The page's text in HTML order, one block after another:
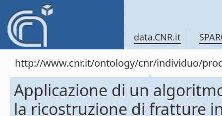
data.CNR.it
http://www.cnr.it/ontology/cnr/individuo/
Applicazione di un
la ricostruzione di fratture